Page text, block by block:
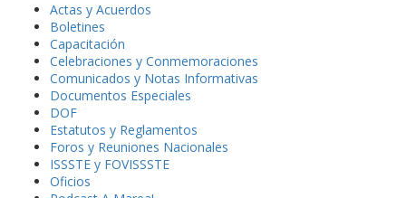
Actas y Acuerdos
Boletines
Capacitación
Celebraciones y Conmemoraciones
Comunicados y Notas Informativas
Documentos Especiales
DOF
Estatutos y Reglamentos
Foros y Reuniones Nacionales
ISSSTE y FOVISSSTE
Oficios